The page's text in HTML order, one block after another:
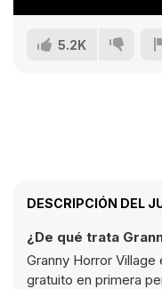
5.2K
DESCRIPCIÓN DEL
¿De qué trata
Granny Horror
gratuito en primera